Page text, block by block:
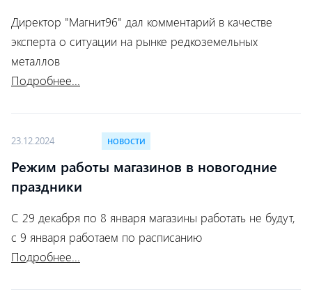
Директор "Магнит96" дал комментарий в качестве
эксперта о ситуации на рынке редкоземельных
металлов
Подробнее...
23.12.2024 НОВОСТИ
Режим работы магазинов в новогодние
праздники
С 29 декабря по 8 января магазины работать не будут,
с 9 января работаем по расписанию
Подробнее...